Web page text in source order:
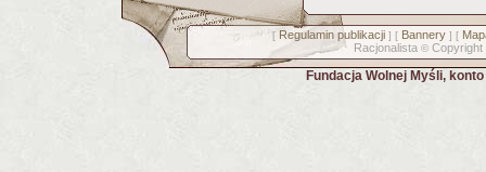
[ Regulamin publikacji] [ Bannery] [
Racjonalista © Copyright
Fundacja Wolnej Myśli,